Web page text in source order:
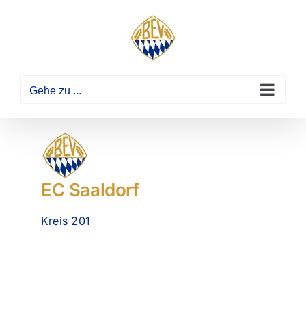
Gehe zu ...
EC Saaldorf
Kreis 201